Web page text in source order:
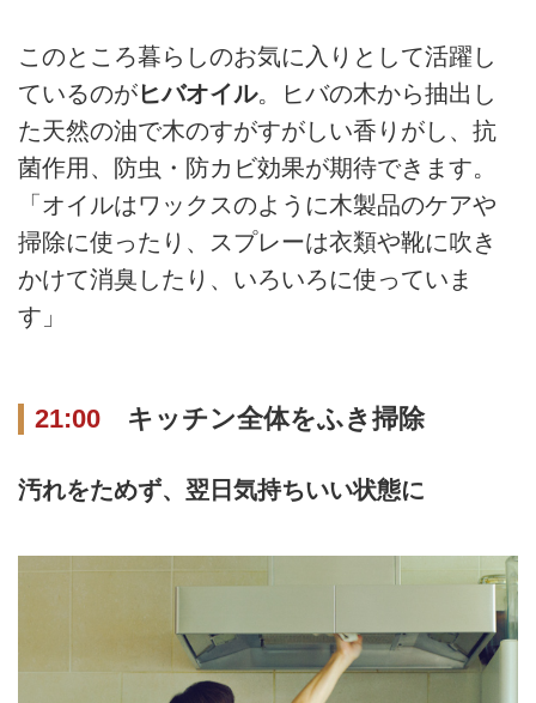
このところ暮らしのお気に入りとして活躍し
ているのがヒバオイル。ヒバの木から抽出し
た天然の油で木のすがすがしい香りがし、抗
菌作用、防虫・防カビ効果が期待できます。
「オイルはワックスのように木製品のケアや
掃除に使ったり、スプレーは衣類や靴に吹き
かけて消臭したり、いろいろに使っていま
す」
21:00キッチン全体をふき掃除
汚れをためず、翌日気持ちいい状態に